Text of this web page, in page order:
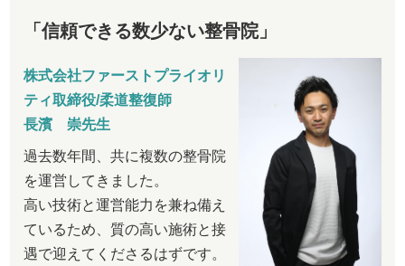
「信頼できる数少ない整骨院」
株式会社ファーストプライオリ
ティ取締役/柔道整復師
長濱 崇先生
過去数年間、共に複数の整骨院
を運営してきました。
高い技術と運営能力を兼ね備え
ているため、質の高い施術と接
遇で迎えてくださるはずです。